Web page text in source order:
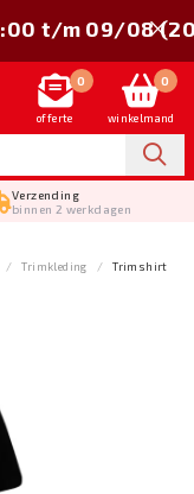
0
offerte
0
winkelmand
Verzending
binnen 2 werkdagen
t/m 09/08
Trimkleding
Trimshirt